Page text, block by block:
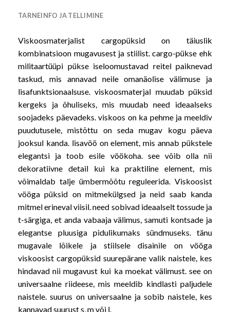
TARNEINFO JA TELLIMINE
Viskoosmaterjalist cargopüksid on täiuslik
kombinatsioon mugavusest ja stiilist. cargo-pükse ehk
militaartüüpi pükse iseloomustavad reitel paiknevad
taskud, mis annavad neile omanäolise välimuse ja
lisafunktsionaalsuse. viskoosmaterjal muudab püksid
kergeks ja õhuliseks, mis muudab need ideaalseks
soojadeks päevadeks. viskoos on ka pehme ja meeldiv
puudutusele, mistõttu on seda mugav kogu päeva
jooksul kanda. lisavöö on element, mis annab pükstele
elegantsi ja toob esile vöökoha. see võib olla nii
dekoratiivne detail kui ka praktiline element, mis
võimaldab talje ümbermõõtu reguleerida. Viskoosist
vööga püksid on mitmekülgsed ja neid saab kanda
mitmel erineval viisil. need sobivad ideaalselt tossude ja
t-särgiga, et anda vabaaja välimus, samuti kontsade ja
elegantse pluusiga pidulikumaks sündmuseks. tänu
mugavale lõikele ja stiilsele disainile on vööga
viskoosist cargopüksid suurepärane valik naistele, kes
hindavad nii mugavust kui ka moekat välimust. see on
universaalne riideese, mis meeldib kindlasti paljudele
naistele. suurus on universaalne ja sobib naistele, kes
kannavad suurust s, m või l.